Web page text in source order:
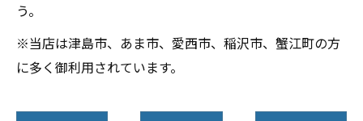
う。
※当店は津島市、あま市、愛西市、稲沢市、蟹江町の方
に多く御利用されています。